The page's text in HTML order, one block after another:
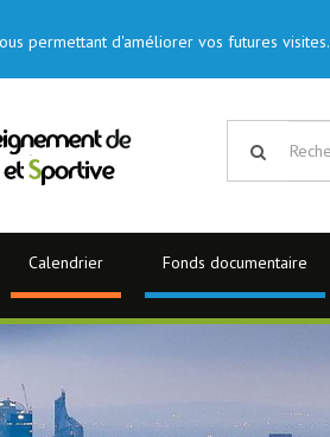
permettant d'améliorer vos futures visites.
Calendrier Fonds documentaire